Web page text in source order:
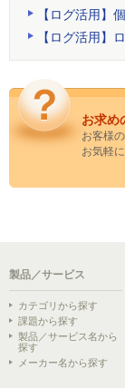
【ログ活用】
【ログ活用】
お求め
お客様
お気軽
製品／サービス
カテゴリから探す
課題から探す
製品／サービス名から
探す
メーカー名から探す